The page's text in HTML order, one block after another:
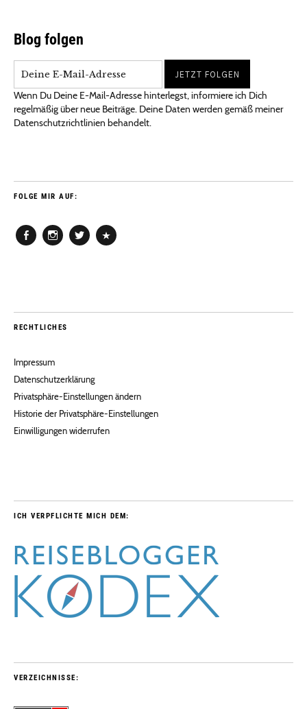
Blog folgen
Wenn Du Deine E-Mail-Adresse hinterlegst, informiere ich Dich
regelmäßig über neue Beiträge. Deine Daten werden gemäß meiner
Datenschutzrichtlinien behandelt.
FOLGE MIR AUF:
RECHTLICHES
Impressum
Datenschutzerklärung
Privatsphäre-Einstellungen ändern
Historie der Privatsphäre-Einstellungen
Einwilligungen widerrufen
ICH VERPFLICHTE MICH DEM:
VERZEICHNISSE: